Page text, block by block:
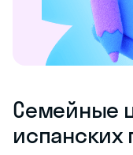
Семейные
испанских